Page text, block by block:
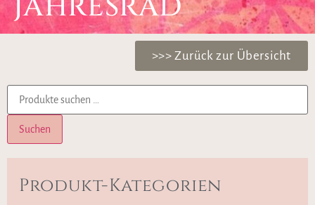
>>> Zurück zur Übersicht
Suchen
Produkt-Kategorien